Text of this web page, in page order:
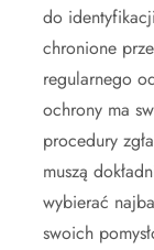
do
chronione
regularnego
ochrony ma
procedury
muszą
wybierać
swoich